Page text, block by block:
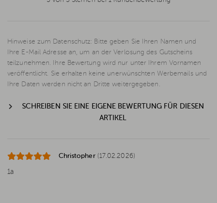
Hinweise zum Datenschutz: Bitte geben Sie Ihren Namen und
Ihre E-Mail Adresse an, um an der Verlosung des Gutscheins
teilzunehmen. Ihre Bewertung wird nur unter Ihrem Vornamen
veröffentlicht. Sie erhalten keine unerwünschten Werbemails und
Ihre Daten werden nicht an Dritte weitergegeben.
SCHREIBEN SIE EINE EIGENE BEWERTUNG FÜR DIESEN
ARTIKEL
Christopher (17.02.2026)
1a